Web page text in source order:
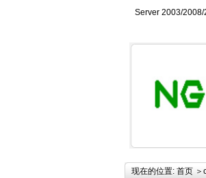
Server 2003/
现在的位置: 首页 ＞